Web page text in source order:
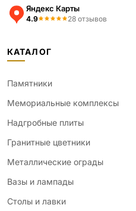
Яндекс Карты
4.9 28 отзывов
КАТАЛОГ
Памятники
Мемориальные комплексы
Надгробные плиты
Гранитные цветники
Металлические ограды
Вазы и лампады
Столы и лавки